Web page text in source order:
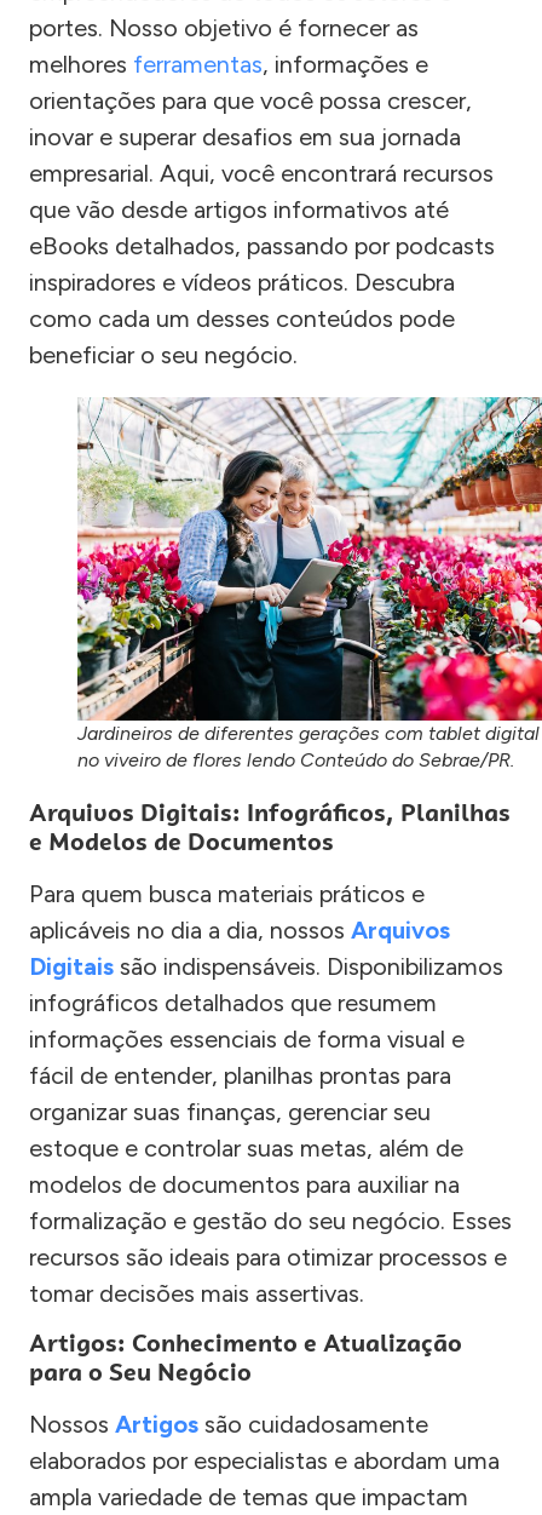
portes. Nosso objetivo é fornecer as
melhores ferramentas, informações e
orientações para que você possa crescer,
inovar e superar desafios em sua jornada
empresarial. Aqui, você encontrará recursos
que vão desde artigos informativos até
eBooks detalhados, passando por podcasts
inspiradores e vídeos práticos. Descubra
como cada um desses conteúdos pode
beneficiar o seu negócio.
Jardineiros de diferentes gerações com tablet digital
no viveiro de flores lendo Conteúdo do Sebrae/PR.
Arquivos Digitais: Infográficos, Planilhas
e Modelos de Documentos
Para quem busca materiais práticos e
aplicáveis no dia a dia, nossos Arquivos
Digitais são indispensáveis. Disponibilizamos
infográficos detalhados que resumem
informações essenciais de forma visual e
fácil de entender, planilhas prontas para
organizar suas finanças, gerenciar seu
estoque e controlar suas metas, além de
modelos de documentos para auxiliar na
formalização e gestão do seu negócio. Esses
recursos são ideais para otimizar processos e
tomar decisões mais assertivas.
Artigos: Conhecimento e Atualização
para o Seu Negócio
Nossos Artigos são cuidadosamente
elaborados por especialistas e abordam uma
ampla variedade de temas que impactam